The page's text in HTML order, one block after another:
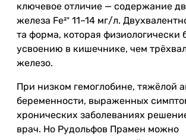
ключевое отличие — содержание
железа Fe²⁺ 11–14 мг/л.
та форма, которая физиологически
усвоению в кишечнике, чем
железо.
При низком гемоглобине, тяжёлой
беременности, выраженных
хронических заболеваниях
врач. Но Рудольфов Прамен можно